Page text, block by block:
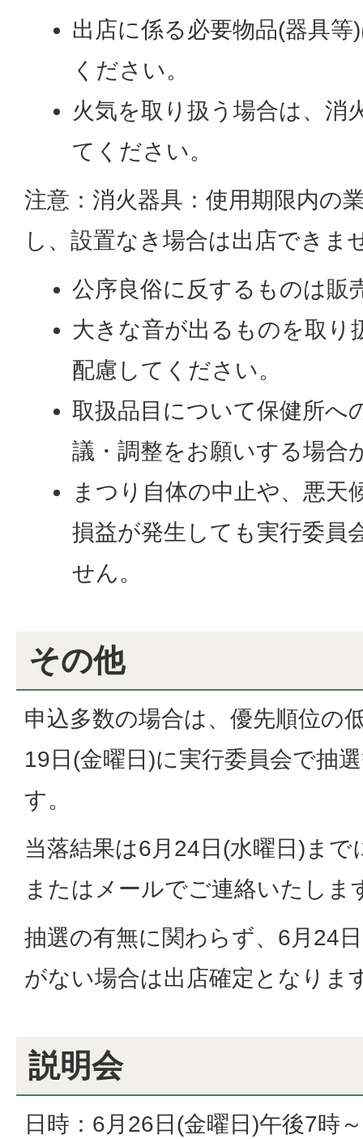
出店に係る必要物品(器具
ください。
火気を取り扱う場合は、消
てください。
注意：消火器具：使用期限内の
し、設置なき場合は出店できま
公序良俗に反するものは販
大きな音が出るものを取り
配慮してください。
取扱品目について保健所へ
議・調整をお願いする場合
まつり自体の中止や、悪天
損益が発生しても実行委員
せん。
その他
申込多数の場合は、優先順位の
19日(金曜日)に実行委員会で抽
す。
当落結果は6月24日(水曜日)まで
またはメールでご連絡いたしま
抽選の有無に関わらず、6月24
がない場合は出店確定となりま
説明会
日時：6月26日(金曜日)午後7時～